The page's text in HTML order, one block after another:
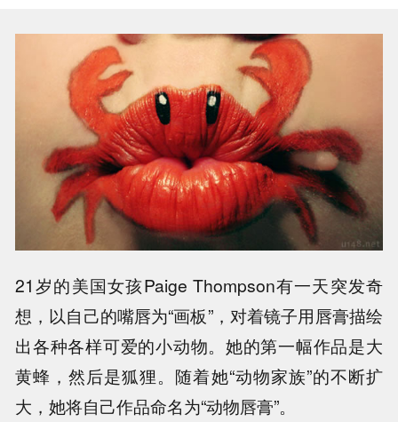
21岁的美国女孩Paige Thompson有一天突发奇
想，以自己的嘴唇为“画板”，对着镜子用唇膏描绘
出各种各样可爱的小动物。她的第一幅作品是大
黄蜂，然后是狐狸。随着她“动物家族”的不断扩
大，她将自己作品命名为“动物唇膏”。